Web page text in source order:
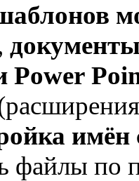
Power
файлы по